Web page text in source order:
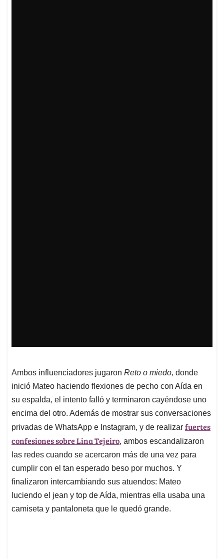
Ambos influenciadores jugaron Reto o miedo, donde
inició Mateo haciendo flexiones de pecho con Aída en
su espalda, el intento falló y terminaron cayéndose uno
encima del otro. Además de mostrar sus conversaciones
privadas de WhatsApp e Instagram, y de realizar fuertes
confesiones sobre Lina Tejeiro, ambos escandalizaron
las redes cuando se acercaron más de una vez para
cumplir con el tan esperado beso por muchos. Y
finalizaron intercambiando sus atuendos: Mateo
luciendo el jean y top de Aída, mientras ella usaba una
camiseta y pantaloneta que le quedó grande.